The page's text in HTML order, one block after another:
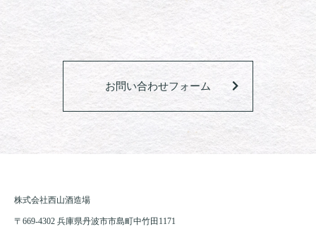
お問い合わせフォーム
株式会社西山酒造場
〒669-4302 兵庫県丹波市市島町中竹田1171